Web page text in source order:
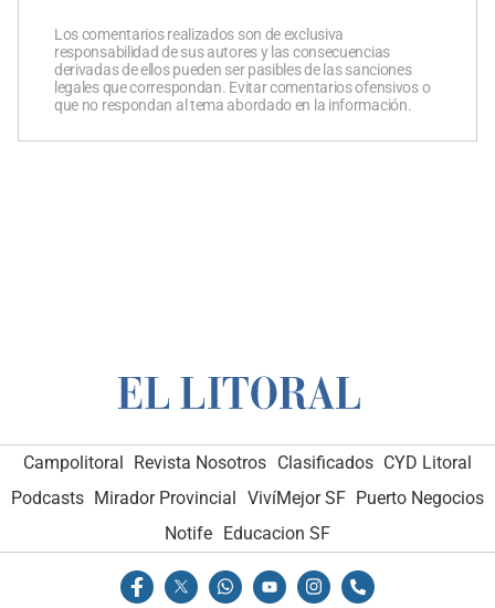
Los comentarios realizados son de exclusiva
responsabilidad de sus autores y las consecuencias
derivadas de ellos pueden ser pasibles de las sanciones
legales que correspondan. Evitar comentarios ofensivos o
que no respondan al tema abordado en la información.
Campolitoral Revista Nosotros Clasificados CYD Litoral
Podcasts Mirador Provincial VivíMejor SF Puerto Negocios
Notife Educacion SF